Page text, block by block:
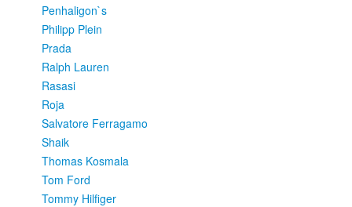
Penhaligon`s
Philipp Plein
Prada
Ralph Lauren
Rasasi
Roja
Salvatore Ferragamo
Shaik
Thomas Kosmala
Tom Ford
Tommy Hilfiger